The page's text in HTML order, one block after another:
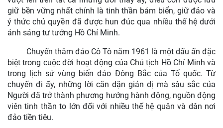
giữ bền vững nhất chính là tinh thần bám biển, giữ đảo và
ý thức chủ quyền đã được hun đúc qua nhiều thế hệ dưới
ánh sáng tư tưởng Hồ Chí Minh.
Chuyến thăm đảo Cô Tô năm 1961 là một dấu ấn đặc
biệt trong cuộc đời hoạt động của Chủ tịch Hồ Chí Minh và
trong lịch sử vùng biển đảo Đông Bắc của Tổ quốc. Từ
chuyến đi ấy, những lời căn dặn giản dị mà sâu sắc của
Người đã trở thành phương hướng hành động, nguồn động
viên tinh thần to lớn đối với nhiều thế hệ quân và dân nơi
đảo tiền tiêu.